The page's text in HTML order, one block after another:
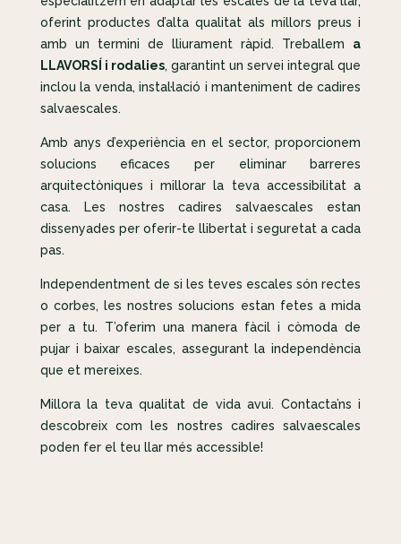
oferint productes d’alta qualitat als millors preus i
amb un termini de lliurament ràpid. Treballem a
LLAVORSÍ i rodalies, garantint un servei integral que
inclou la venda, instal·lació i manteniment de cadires
salvaescales.
Amb anys d’experiència en el sector, proporcionem
solucions eficaces per eliminar barreres
arquitectòniques i millorar la teva accessibilitat a
casa. Les nostres cadires salvaescales estan
dissenyades per oferir-te llibertat i seguretat a cada
pas.
Independentment de si les teves escales són rectes
o corbes, les nostres solucions estan fetes a mida
per a tu. T’oferim una manera fàcil i còmoda de
pujar i baixar escales, assegurant la independència
que et mereixes.
Millora la teva qualitat de vida avui. Contacta’ns i
descobreix com les nostres cadires salvaescales
poden fer el teu llar més accessible!